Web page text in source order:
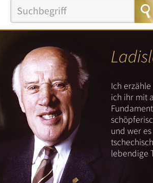
Ich
ich ihr mit
und wer
lebendige